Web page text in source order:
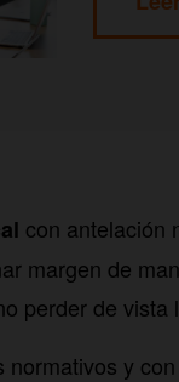
con antelación
margen de
perder de vista
y